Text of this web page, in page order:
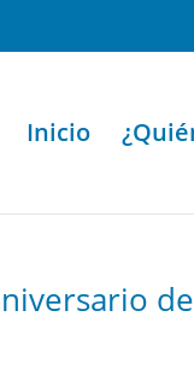
Inicio